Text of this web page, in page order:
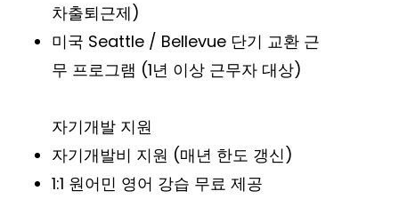
차출퇴근제)
미국 Seattle / Bellevue 단기 교환 근
무 프로그램 (1년 이상 근무자 대상)
자기개발 지원
자기개발비 지원 (매년 한도 갱신)
1:1 원어민 영어 강습 무료 제공